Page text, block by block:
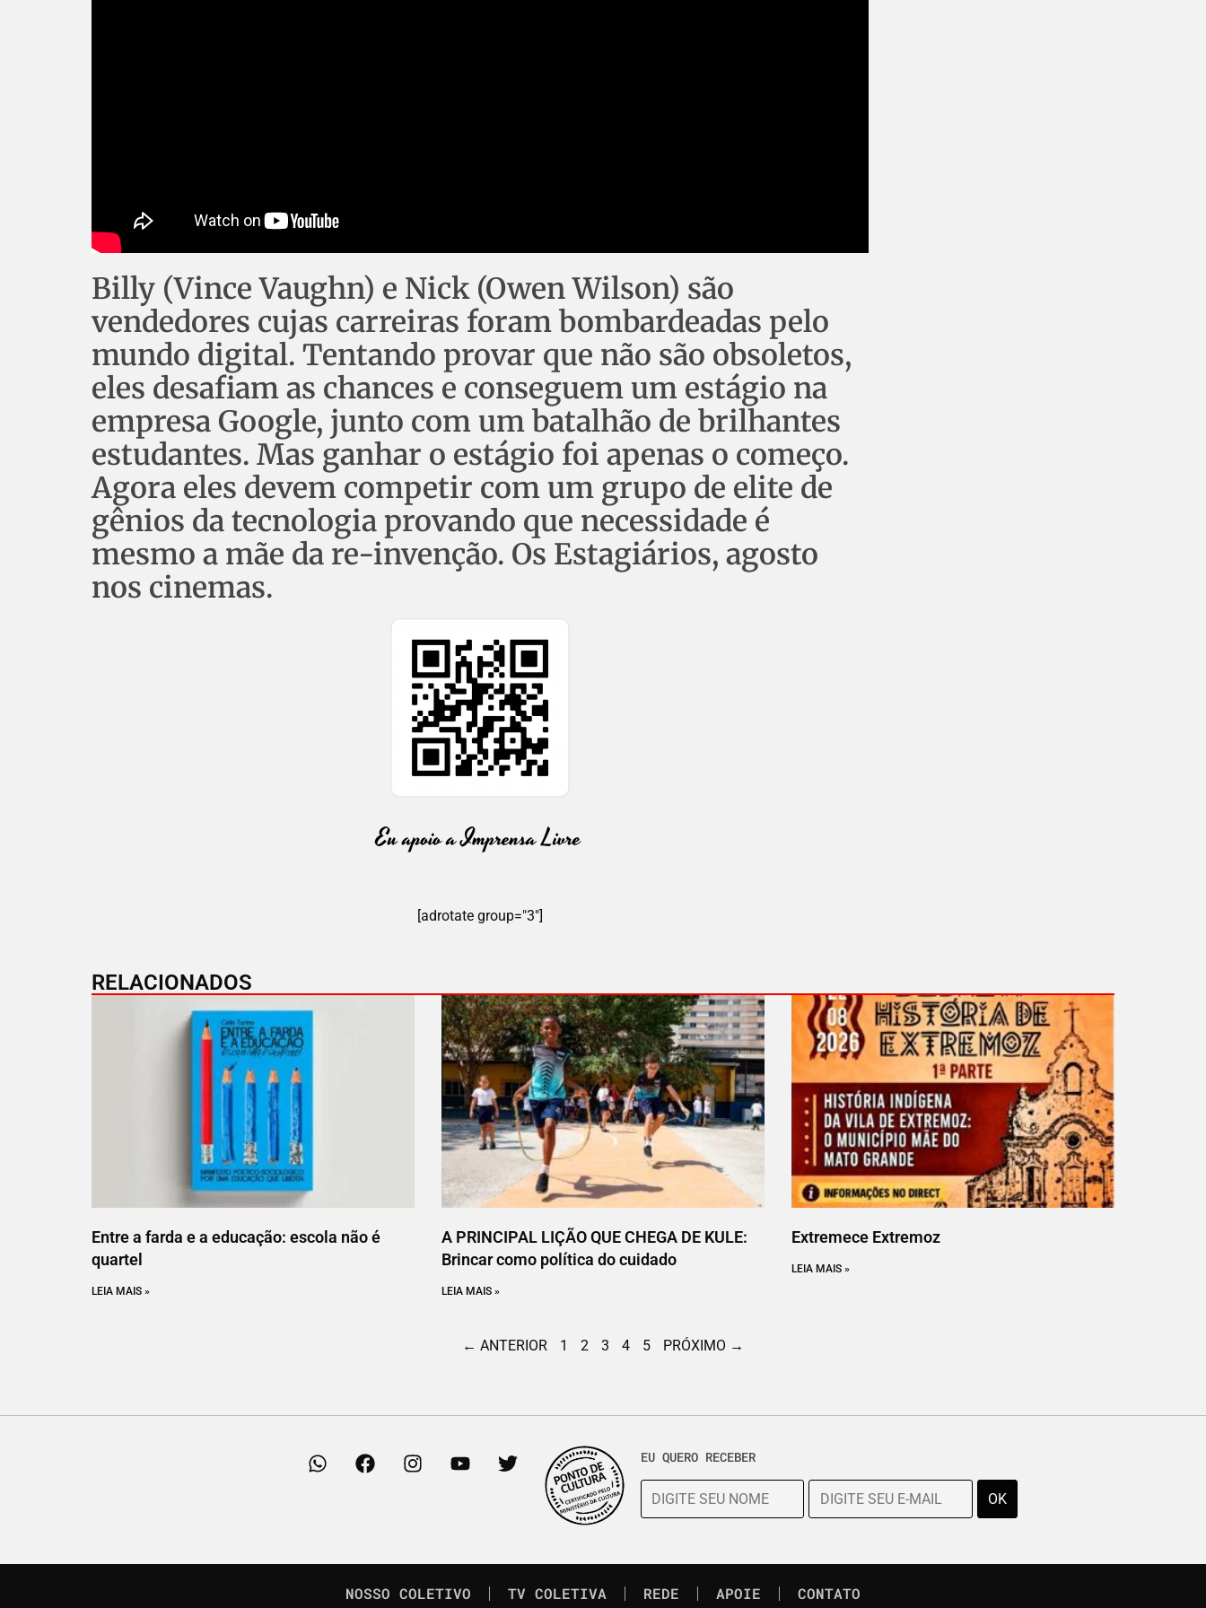
Billy (Vince Vaughn) e Nick (Owen Wilson) são
vendedores cujas carreiras foram bombardeadas pelo
mundo digital. Tentando provar que não são obsoletos,
eles desafiam as chances e conseguem um estágio na
empresa Google, junto com um batalhão de brilhantes
estudantes. Mas ganhar o estágio foi apenas o começo.
Agora eles devem competir com um grupo de elite de
gênios da tecnologia provando que necessidade é
mesmo a mãe da re-invenção. Os Estagiários, agosto
nos cinemas.
[adrotate group="3"]
RELACIONADOS
Entre a farda e a educação: escola não é
quartel
LEIA MAIS »
A PRINCIPAL LIÇÃO QUE CHEGA DE KULE:
Brincar como política do cuidado
LEIA MAIS »
Extremece Extremoz
LEIA MAIS »
← ANTERIOR 1 2 3 4 5 PRÓXIMO →
EU QUERO RECEBER
NOSSO COLETIVO TV COLETIVA REDE APOIE CONTATO